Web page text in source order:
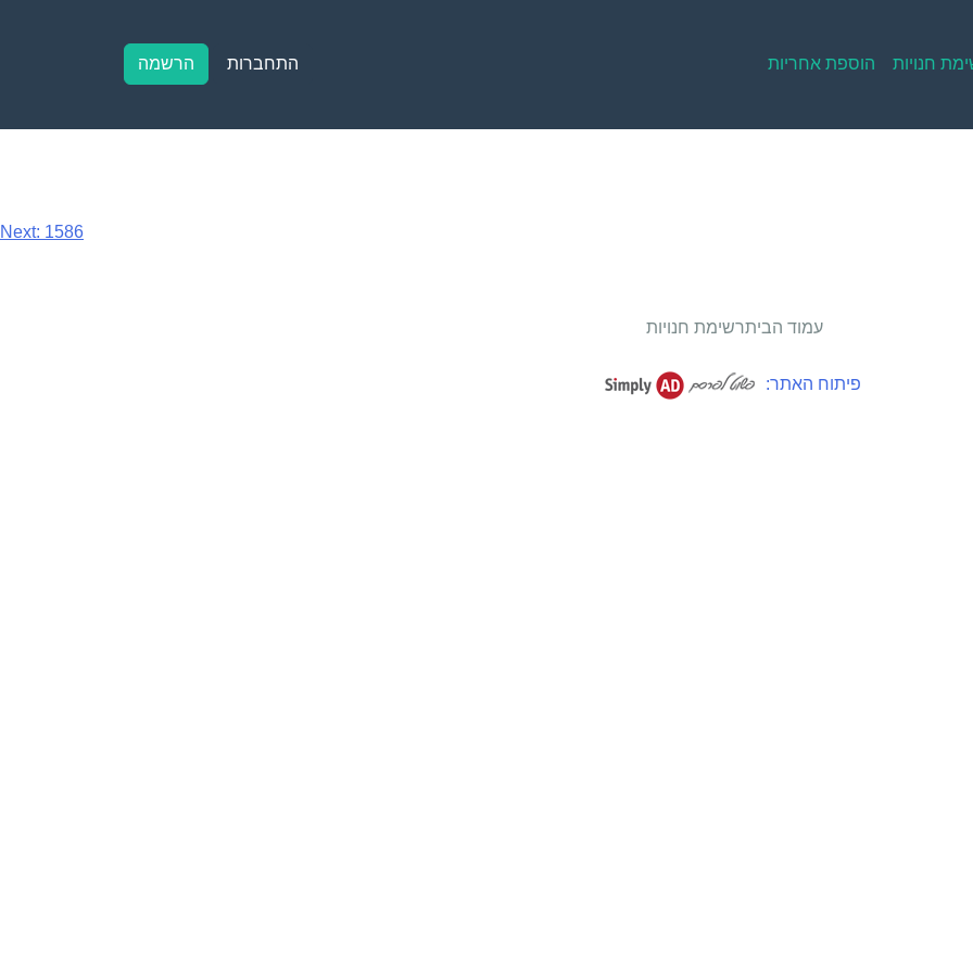
חנויות הוספת אחריות התחברות הרשמה
Next: 1586
עמוד הביתרשימת חנויות
פיתוח האתר: